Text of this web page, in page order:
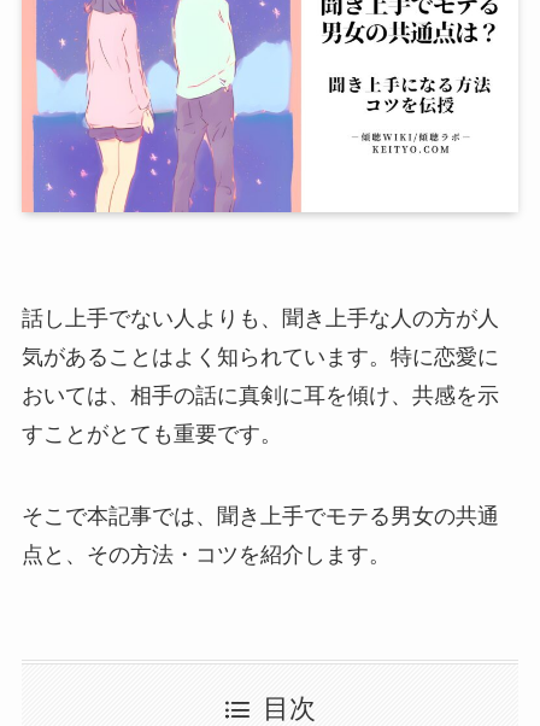
話し上手でない人よりも、聞き上手な人の方が人
気があることはよく知られています。特に恋愛に
おいては、相手の話に真剣に耳を傾け、共感を示
すことがとても重要です。
そこで本記事では、聞き上手でモテる男女の共通
点と、その方法・コツを紹介します。
目次